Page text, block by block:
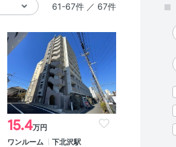
61-67件 ／ 67件
15.4万円
ワンルーム
下北沢駅